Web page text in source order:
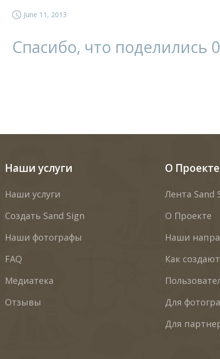
June 11, 2013
Спасибо, что поделились 0
Наши услуги
Наши услуги
Создать Sand Sign
Наши фотографы
FAQ
Медиатека
Отзывы
О Проекте
Лента Sand
О Проекте
Наши
Как
Для
Для